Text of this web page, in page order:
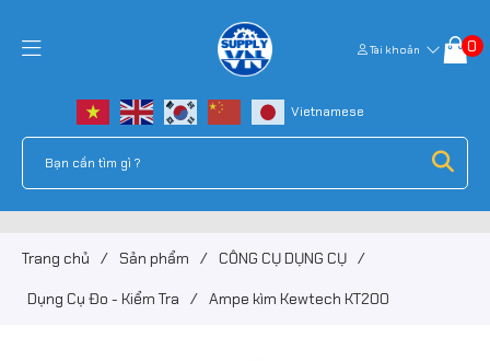
Tài khoản 0
Trang chủ / Sản phẩm / CÔNG CỤ DỤNG CỤ /
Dụng Cụ Đo - Kiểm Tra / Ampe kìm Kewtech KT200